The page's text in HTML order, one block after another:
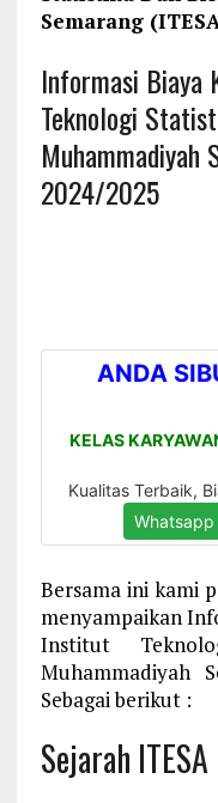
Semarang
Informasi Biaya
Teknologi
Muhammadiyah
2024/2025
Bersama ini kami
menyampaikan
Institut
Muhammadiyah
Sebagai berikut :
Sejarah